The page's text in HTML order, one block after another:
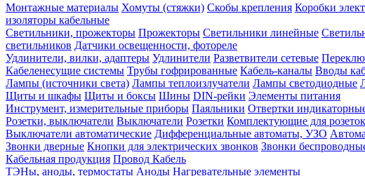
Монтажные материалы Хомуты (стяжки) Скобы крепления Коробки
изоляторы кабельные
Светильники, прожекторы Прожекторы Светильники линейные
светильников Датчики освещенности, фотореле
Удлинители, вилки, адаптеры Удлинители Разветвители сетевые
Кабеленесущие системы Трубы гофрированные Кабель-каналы Вводы
Лампы (источники света) Лампы теплоизлучатели Лампы светодиодные
Щиты и шкафы Щиты и боксы Шины DIN-рейки Элементы питания
Инструмент, измерительные приборы Паяльники Отвертки
Розетки, выключатели Выключатели Розетки Комплектующие для
Выключатели автоматические Дифференциальные автоматы, УЗО
Звонки дверные Кнопки для электрических звонков Звонки
Кабельная продукция Провод Кабель
ТЭНы, аноды, термостаты Аноды Нагревательные элементы